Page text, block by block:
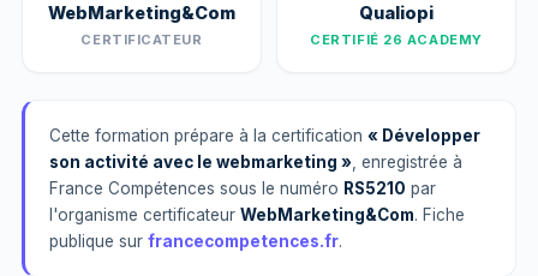
WebMarketing&Com
CERTIFICATEUR
Qualiopi
CERTIFIÉ 26 ACADEMY
Cette formation prépare à la certification « Développer
son activité avec le webmarketing » , enregistrée à
France Compétences sous le numéro RS5210 par
l'organisme certificateur WebMarketing&Com. Fiche
publique sur francecompetences.fr.